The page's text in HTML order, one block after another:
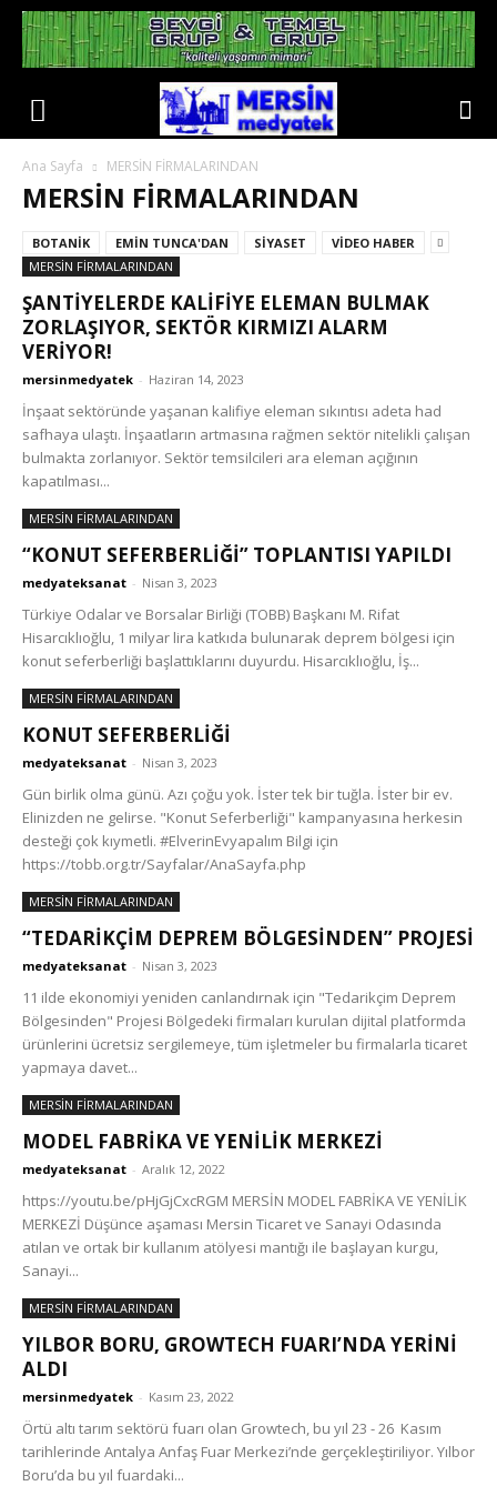
Ana Sayfa MERSİN FİRMALARINDAN
MERSİN FİRMALARINDAN
BOTANİK EMİN TUNCA'DAN SİYASET
VİDEO HABER
MERSİN FİRMALARINDAN
ŞANTİYELERDE KALİFİYE ELEMAN BULMAK
ZORLAŞIYOR, SEKTÖR KIRMIZI ALARM
VERİYOR!
mersinmedyatek - Haziran 14, 2023
İnşaat sektöründe yaşanan kalifiye eleman sıkıntısı adeta had
safhaya ulaştı. İnşaatların artmasına rağmen sektör nitelikli çalışan
bulmakta zorlanıyor. Sektör temsilcileri ara eleman açığının
kapatılması...
MERSİN FİRMALARINDAN
“KONUT SEFERBERLİĞİ” TOPLANTISI YAPILDI
medyateksanat - Nisan 3, 2023
Türkiye Odalar ve Borsalar Birliği (TOBB) Başkanı M. Rifat
Hisarcıklıoğlu, 1 milyar lira katkıda bulunarak deprem bölgesi için
konut seferberliği başlattıklarını duyurdu. Hisarcıklıoğlu, İş...
MERSİN FİRMALARINDAN
KONUT SEFERBERLİĞİ
medyateksanat - Nisan 3, 2023
Gün birlik olma günü. Azı çoğu yok. İster tek bir tuğla. İster bir ev.
Elinizden ne gelirse. "Konut Seferberliği" kampanyasına herkesin
desteği çok kıymetli. #ElverinEvyapalım Bilgi için
https://tobb.org.tr/Sayfalar/AnaSayfa.php
MERSİN FİRMALARINDAN
“TEDARİKÇİM DEPREM BÖLGESİNDEN” PROJESİ
medyateksanat - Nisan 3, 2023
11 ilde ekonomiyi yeniden canlandırnak için "Tedarikçim Deprem
Bölgesinden" Projesi Bölgedeki firmaları kurulan dijital platformda
ürünlerini ücretsiz sergilemeye, tüm işletmeler bu firmalarla ticaret
yapmaya davet...
MERSİN FİRMALARINDAN
MODEL FABRİKA VE YENİLİK MERKEZİ
medyateksanat - Aralık 12, 2022
https://youtu.be/pHjGjCxcRGM MERSİN MODEL FABRİKA VE YENİLİK
MERKEZİ Düşünce aşaması Mersin Ticaret ve Sanayi Odasında
atılan ve ortak bir kullanım atölyesi mantığı ile başlayan kurgu,
Sanayi...
MERSİN FİRMALARINDAN
YILBOR BORU, GROWTECH FUARI’NDA YERİNİ
ALDI
mersinmedyatek - Kasım 23, 2022
Örtü altı tarım sektörü fuarı olan Growtech, bu yıl 23 - 26 Kasım
tarihlerinde Antalya Anfaş Fuar Merkezi’nde gerçekleştiriliyor. Yılbor
Boru’da bu yıl fuardaki...